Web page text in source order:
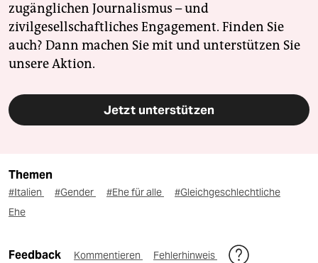
zugänglichen Journalismus – und
zivilgesellschaftliches Engagement. Finden Sie
auch? Dann machen Sie mit und unterstützen Sie
unsere Aktion.
Jetzt unterstützen
Themen
#Italien #Gender #Ehe für alle
#Gleichgeschlechtliche
Ehe
Feedback Kommentieren Fehlerhinweis